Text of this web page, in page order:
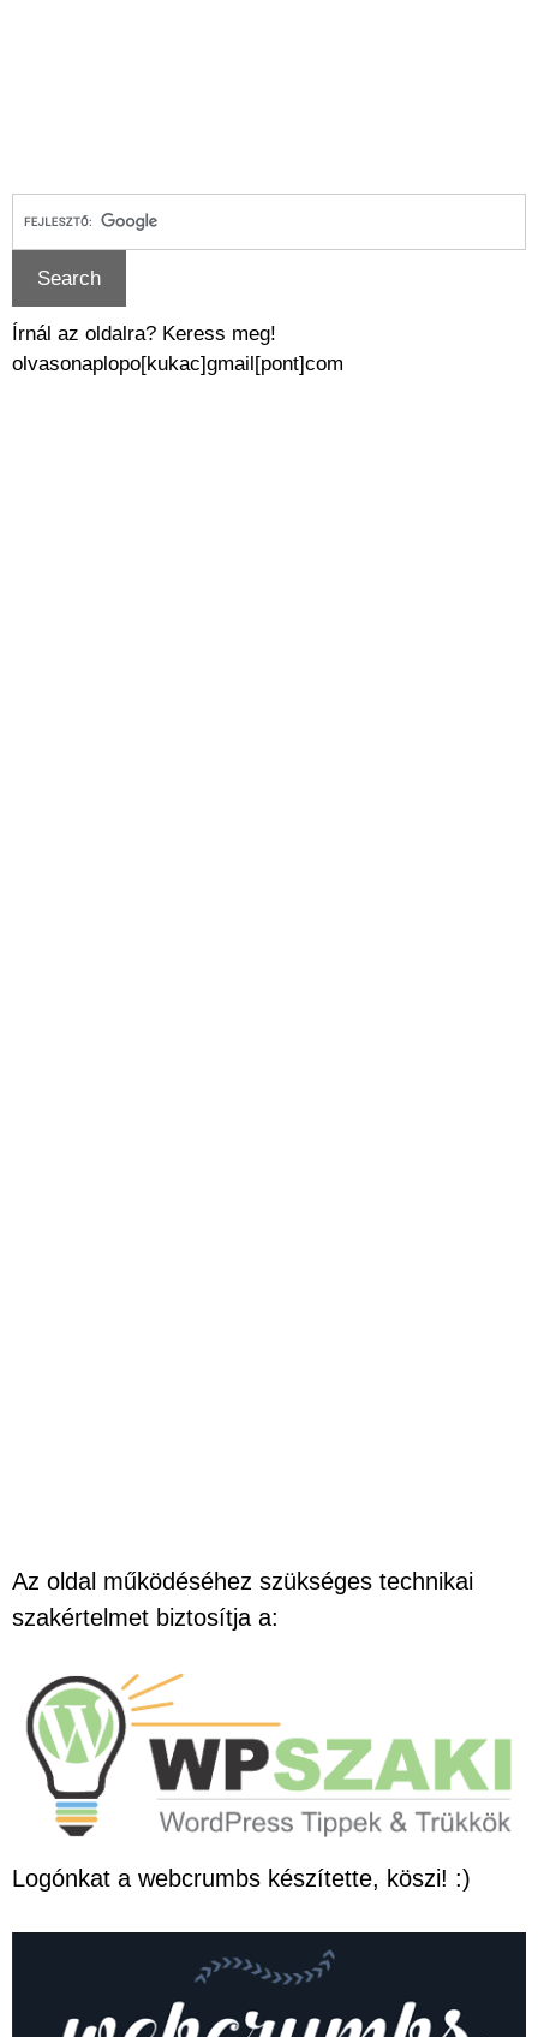
Írnál az oldalra? Keress meg!
olvasonaplopo[kukac]gmail[pont]com
Az oldal működéséhez szükséges technikai
szakértelmet biztosítja a:
Logónkat a webcrumbs készítette, köszi! :)